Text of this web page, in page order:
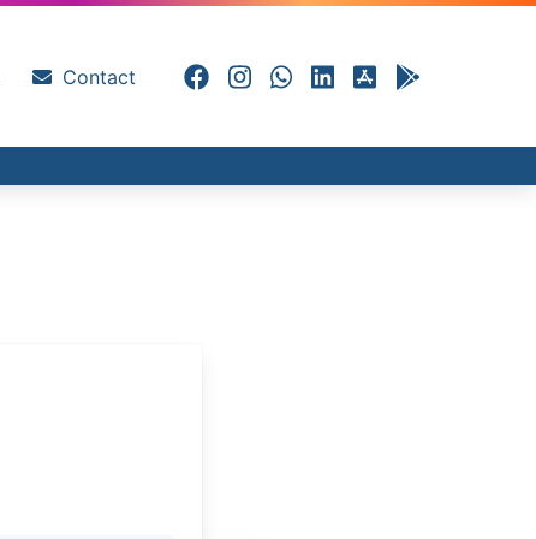
Contact